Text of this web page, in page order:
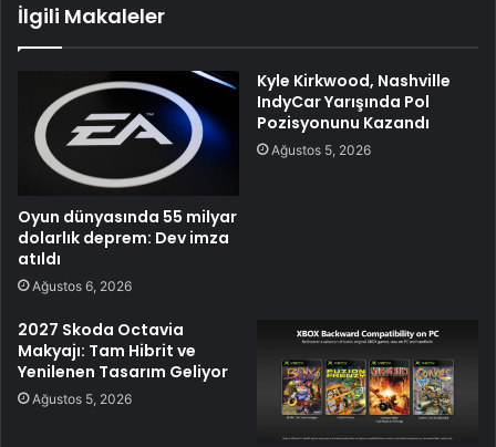
İlgili Makaleler
Oyun dünyasında 55 milyar
dolarlık deprem: Dev imza
atıldı
Ağustos 6, 2026
Kyle Kirkwood, Nashville
IndyCar Yarışında Pol
Pozisyonunu Kazandı
Ağustos 5, 2026
2027 Skoda Octavia
Makyajı: Tam Hibrit ve
Yenilenen Tasarım Geliyor
Ağustos 5, 2026